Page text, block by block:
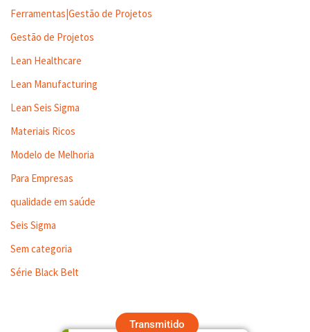
Ferramentas|Gestão de Projetos
Gestão de Projetos
Lean Healthcare
Lean Manufacturing
Lean Seis Sigma
Materiais Ricos
Modelo de Melhoria
Para Empresas
qualidade em saúde
Seis Sigma
Sem categoria
Série Black Belt
Transmitido